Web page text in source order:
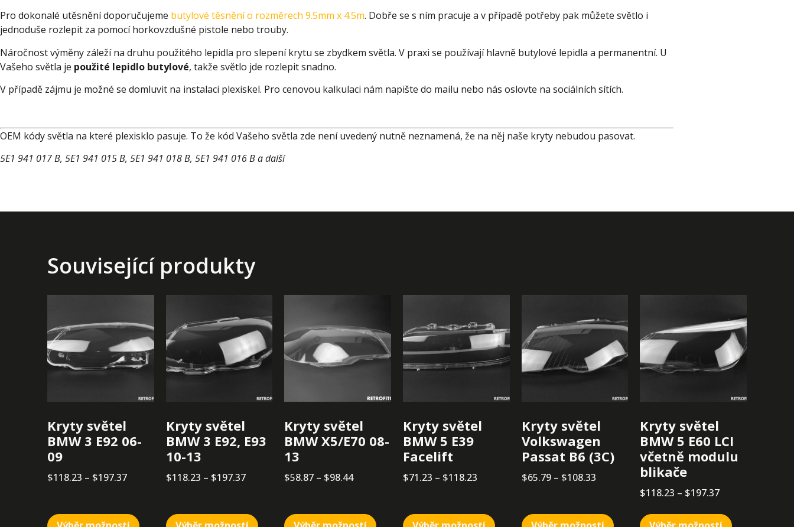
Pro dokonalé utěsnění doporučujeme butylové těsnění o rozměrech 9.5mm x 4.5m. Dobře se s ním pracuje a v případě potřeby pak můžete světlo i
jednoduše rozlepit za pomocí horkovzdušné pistole nebo trouby.
Náročnost výměny záleží na druhu použitého lepidla pro slepení krytu se zbydkem světla. V praxi se používají hlavně butylové lepidla a permanentní. U
Vašeho světla je použité lepidlo butylové, takže světlo jde rozlepit snadno.
V případě zájmu je možné se domluvit na instalaci plexiskel. Pro cenovou kalkulaci nám napište do mailu nebo nás oslovte na sociálních sítích.
OEM kódy světla na které plexisklo pasuje. To že kód Vašeho světla zde není uvedený nutně neznamená, že na něj naše kryty nebudou pasovat.
5E1 941 017 B, 5E1 941 015 B, 5E1 941 018 B, 5E1 941 016 B a další
Související produkty
Kryty světel
BMW 3 E92 06-
09
$118.23 – $197.37
Kryty světel
BMW 3 E92, E93
10-13
$118.23 – $197.37
Kryty světel
BMW X5/E70 08-
13
$58.87 – $98.44
Kryty světel
BMW 5 E39
Facelift
$71.23 – $118.23
Kryty světel
Volkswagen
Passat B6 (3C)
$65.79 – $108.33
Kryty světel
BMW 5 E60 LCI
včetně modulu
blikače
$118.23 – $197.37